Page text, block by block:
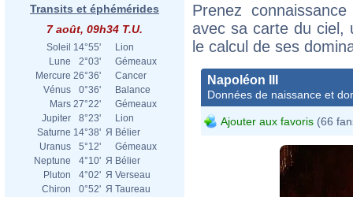
Transits et éphémérides
7 août, 09h34 T.U.
Soleil 14°55'
Lion
Lune
2°03'
Gémeaux
Mercure 26°36'
Cancer
Vénus
0°36'
Balance
Mars 27°22'
Gémeaux
Jupiter
8°23'
Lion
Saturne 14°38' Я Bélier
Uranus
5°12'
Gémeaux
Neptune
4°10' Я Bélier
Pluton
4°02' Я Verseau
Chiron
0°52' Я Taureau
Prenez
avec sa carte du ciel,
le calcul de ses
Napoléon III
Données de naissance et
Ajouter aux favoris (66